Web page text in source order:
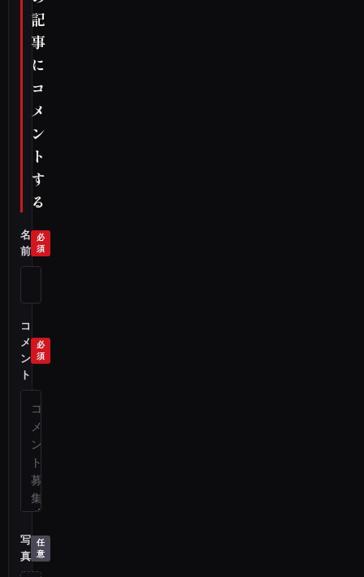
記
事
に
コ
メ
ン
ト
す
る
名
前
コ
メ
ン
ト
写
真